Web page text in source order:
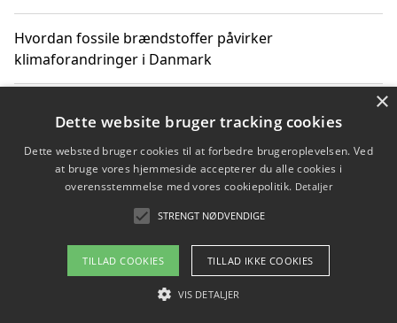
Hvordan fossile brændstoffer påvirker
klimaforandringer i Danmark
klimaændringer
Hvordan citater om fossile brændstoffer kan ændre
Copyright 2026 - Pilanto Aps
Om / kontakt
×
Dette website bruger tracking cookies
Dette websted bruger cookies til at forbedre brugeroplevelsen. Ved
at bruge vores hjemmeside accepterer du alle cookies i
overensstemmelse med vores cookiepolitik. Detaljer
STRENGT NØDVENDIGE
TILLAD COOKIES TILLAD IKKE COOKIES
VIS DETALJER